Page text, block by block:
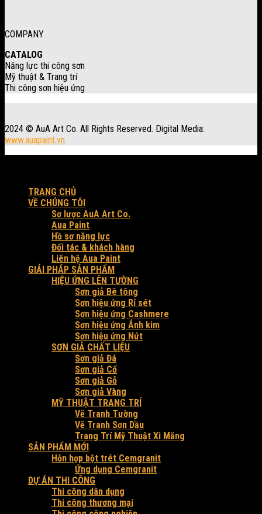
COMPANY
CATALOG
Năng lực thi công sơn
Mỹ thuật & Trang trí
Thi công sơn hiệu ứng
2024 © AuA Art Co. All Rights Reserved. Digital Media:
www.auapaint.vn
TRANG CHỦ
VỀ CHÚNG TÔI
Sơ lược AuA Art Co.
Aua Paint
Hồ sơ năng lực
Đối tác & khách hàng
Liên hệ Aua Paint
GIẢI PHÁP SẢN PHẨM
HIỆU ỨNG LÊN TƯỜNG
Sơn giả Bê tông
Sơn hiệu ứng Rỉ sét
Sơn hiệu ứng Cashmere
Sơn hiệu ứng Ánh kim
Sơn hiệu ứng Nứt
SƠN GIẢ CHẤT LIỆU
Sơn giả Đá
Sơn giả Cổ
Sơn giả Gỗ
Sơn giả Vàng
MỸ THUẬT TRANG TRÍ
Vẽ Tranh Tường
Vẽ Tranh Sơn Dầu
Trang Trí Mỹ Thuật Xi Măng
SẢN PHẨM MỚI
Hỗn hợp bột trét Cemgranit
Ứng dụng Cemgranit
DỰ ÁN THI CÔNG
Thi công dân dụng
Thi công thương mại